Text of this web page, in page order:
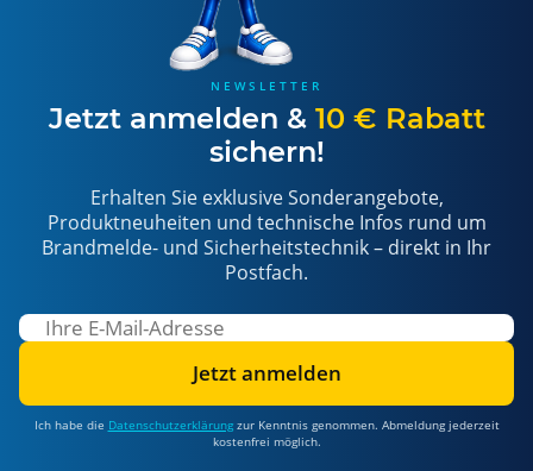
NEWSLETTER
Jetzt anmelden & 10 € Rabatt
sichern!
Erhalten Sie exklusive Sonderangebote,
Produktneuheiten und technische Infos rund um
Brandmelde- und Sicherheitstechnik – direkt in Ihr
Postfach.
Jetzt anmelden
Ich habe die Datenschutzerklärungzur Kenntnis genommen. Abmeldung jederzeit
kostenfrei möglich.